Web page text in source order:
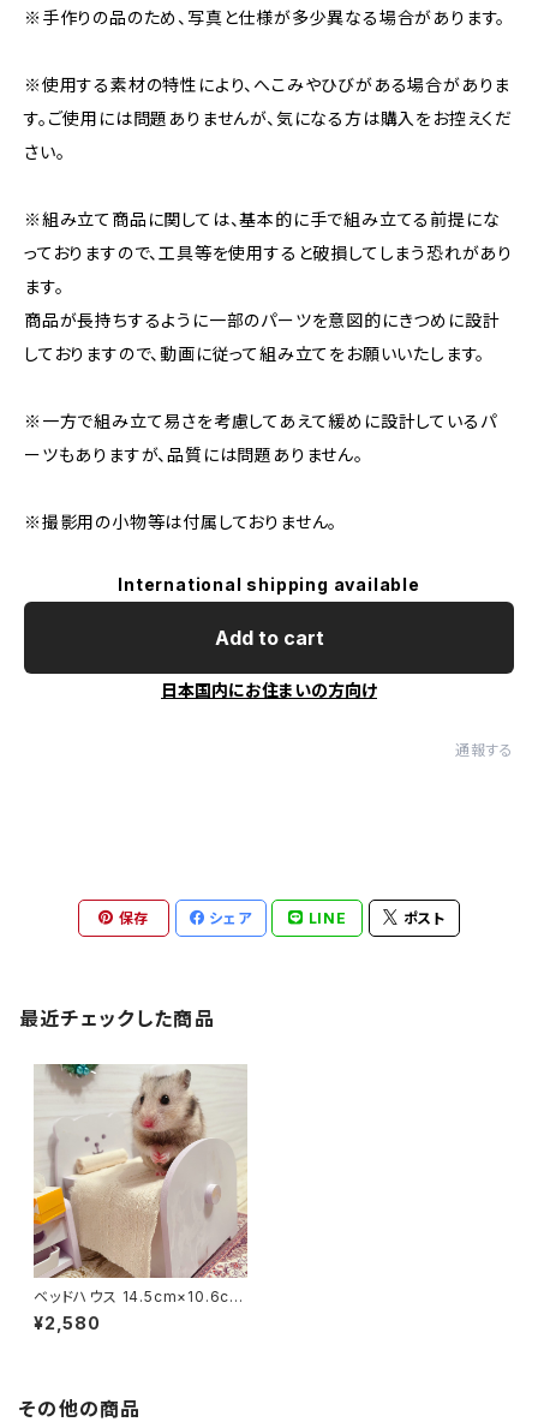
※手作りの品のため、写真と仕様が多少異なる場合があります。
※使用する素材の特性により、へこみやひびがある場合がありま
す。ご使用には問題ありませんが、気になる方は購入をお控えくだ
さい。
※組み立て商品に関しては、基本的に手で組み立てる前提にな
っておりますので、工具等を使用すると破損してしまう恐れがあり
ます。
商品が長持ちするように一部のパーツを意図的にきつめに設計
しておりますので、動画に従って組み立てをお願いいたします。
※一方で組み立て易さを考慮してあえて緩めに設計しているパ
ーツもありますが、品質には問題ありません。
※撮影用の小物等は付属しておりません。
International shipping available
Add to cart
日本国内にお住まいの方向け
通報する
保存 シェア LINE ポスト
最近チェックした商品
ベッドハウス 14.5cm×10.6cm
×13cm
¥2,580
その他の商品